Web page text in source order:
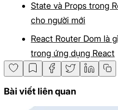
State và Props trong
cho người mới
React Router Dom là
trong ứng dụng React
Bài viết liên quan